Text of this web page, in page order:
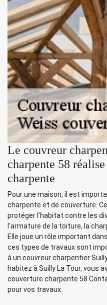
Le couvreur
charpente 58
charpente
Pour une maison, il est
charpente et de couverture.
protéger l'habitat contre les
l'armature de la toiture, la
Elle joue un rôle important
ces types de travaux sont
à un couvreur charpentier
habitez à Suilly La Tour, vous
couverture charpente 58
pour vos travaux.